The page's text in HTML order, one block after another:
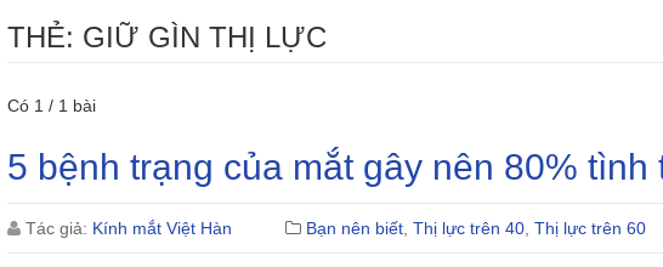
THẺ: GIỮ GÌN THỊ LỰC
Có 1 / 1 bài
5 bệnh trạng của mắt gây nên 80% tình
Tác giả: Kính mắt Việt Hàn Bạn nên biết Thị lực trên 40 Thị lực trên 60